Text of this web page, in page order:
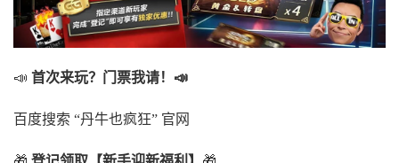
📣 首次来玩？门票我请！📣
百度搜索 “丹牛也疯狂” 官网